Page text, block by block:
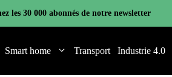
les 30 000 abonnés de notre newsletter
Smart home Transport Industrie 4.0